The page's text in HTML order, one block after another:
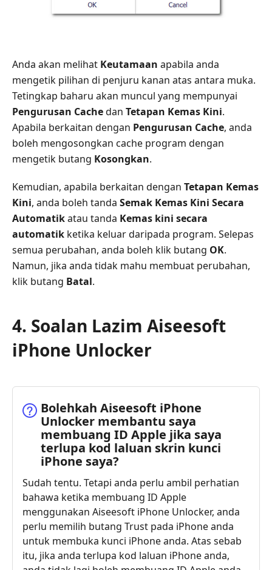
Anda akan melihat Keutamaan apabila anda
mengetik pilihan di penjuru kanan atas antara muka.
Tetingkap baharu akan muncul yang mempunyai
Pengurusan Cachedan Tetapan Kemas Kini.
Apabila berkaitan dengan Pengurusan Cache, anda
boleh mengosongkan cache program dengan
mengetik butang Kosongkan.
Kemudian, apabila berkaitan dengan Tetapan Kemas
Kini, anda boleh tanda Semak Kemas Kini Secara
Automatikatau tanda Kemas kini secara
automatik ketika keluar daripada program. Selepas
semua perubahan, anda boleh klik butang OK.
Namun, jika anda tidak mahu membuat perubahan,
klik butang Batal.
4. Soalan Lazim Aiseesoft
iPhone Unlocker
Bolehkah Aiseesoft iPhone
Unlocker membantu saya
membuang ID Apple jika saya
terlupa kod laluan skrin kunci
iPhone saya?
Sudah tentu. Tetapi anda perlu ambil perhatian
bahawa ketika membuang ID Apple
menggunakan Aiseesoft iPhone Unlocker, anda
perlu memilih butang Trust pada iPhone anda
untuk membuka kunci iPhone anda. Atas sebab
itu, jika anda terlupa kod laluan iPhone anda,